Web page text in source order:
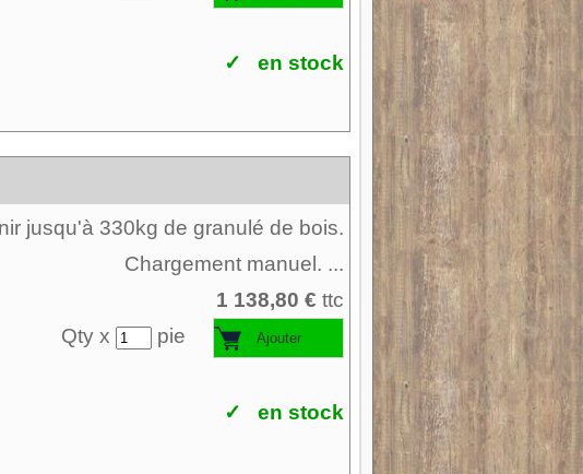
✓ en stock
jusqu'à 330kg de granulé de bois.
Chargement manuel. ...
1 138,80 € ttc
Qty x
pie
✓ en stock